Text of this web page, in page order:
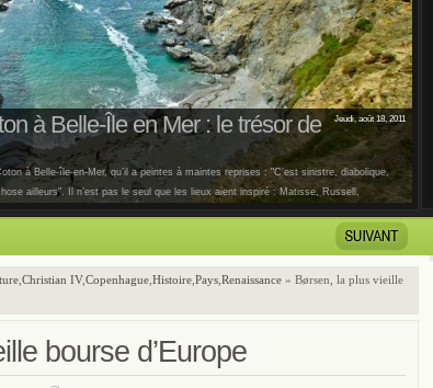
Jeudi, août 18, 2011
à Belle-Île en Mer : le trésor de
à Belle-île-en-Mer, qu’il a peintes à maintes reprises : "C’est sinistre, diabolique,
ailleurs". Il n’est pas le seul que les lieux aient inspiré : Matisse, Russell,
Christian IV,Copenhague Histoire Pays Renaissance » Børsen, la plus vieille
bourse d’Europe